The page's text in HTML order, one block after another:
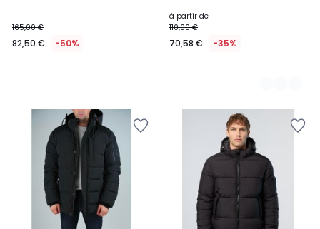
165,00 €
82,50 € -50%
à partir de
110,00 €
70,58 € -35%